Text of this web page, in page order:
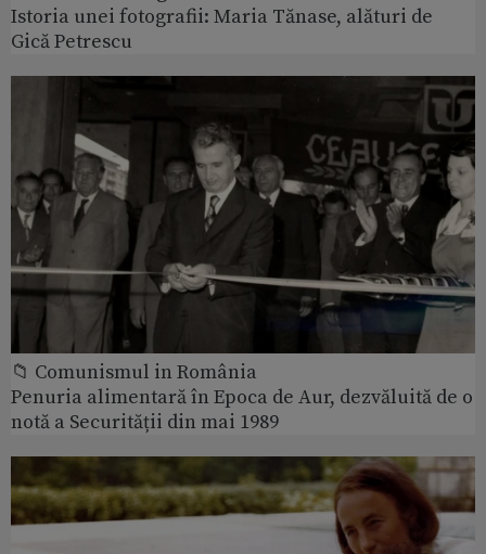
Istoria unei fotografii: Maria Tănase, alături de
Gică Petrescu
📁 Comunismul in România
Penuria alimentară în Epoca de Aur, dezvăluită de o
notă a Securității din mai 1989